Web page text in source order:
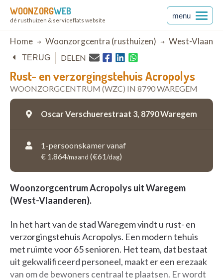
WOONZORGWEB
dé rusthuizen & serviceflats website
menu
Breadcrumb
Home Woonzorgcentra (rusthuizen) West-
Rust- en verzorgingstehuis Acropolys
WOONZORGCENTRUM (WZC) IN 8790 WAREGEM
TERUG DELEN
Oscar Verschuerestraat 3, 8790 Waregem
1-persoonskamer vanaf
€ 1.864/maand (€61/dag)
Woonzorgcentrum Acropolys uit Waregem
(West-Vlaanderen).
In het hart van de stad Waregem vindt u rust- en
verzorgingstehuis Acropolys. Een modern tehuis
met ruimte voor 65 senioren. Het team, dat bestaat
uit gekwalificeerd personeel, maakt er een erezaak
van om de bewoners centraal te plaatsen. Er wordt